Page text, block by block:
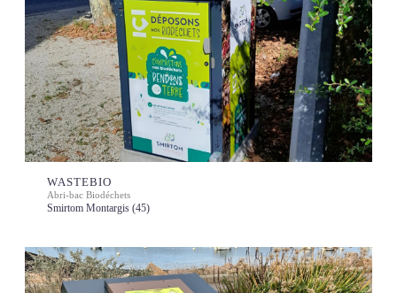
WASTEBIO
Abri-bac Biodéchets
Smirtom Montargis (45)